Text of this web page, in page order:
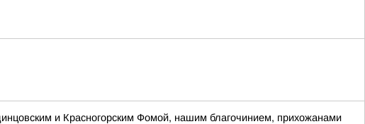
и Красногорским Фомой, нашим благочинием, прихожанами